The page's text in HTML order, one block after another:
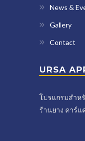
News &
Gallery
Contact
URSA
โปรแกรมสำห
ร้านยาง คาร์แ